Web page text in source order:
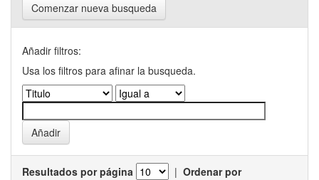
Comenzar nueva busqueda
Añadir filtros:
Usa los filtros para afinar la busqueda.
Resultados por página | Ordenar por